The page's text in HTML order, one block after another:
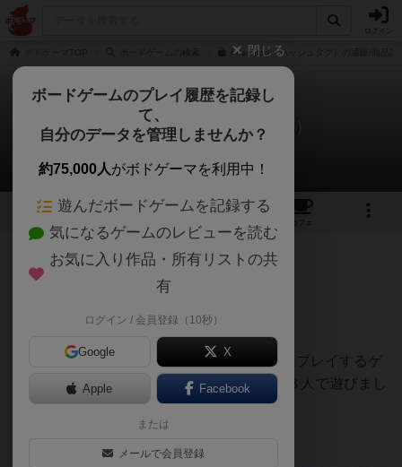
#hashtag（ハッシュタグ）の通販/商品詳
#hashtag（ハッシュタグ）
おとんさんのレビュー
2 2
カフェ
43名 0名 0 約1年前
星５ (ハウスルールで星８)
ボドゲ500種を所有し、軽〜中量級を中心にプレイするゲ
ーマーの感想です。ボードゲーム会にて、３人で遊びまし
た。2025年7月
閉じる
ボードゲームのプレイ履歴を記録し
て、
自分のデータを管理しませんか？
約75,000人がボドゲーマを利用中！
遊んだボードゲームを記録する
気になるゲームのレビューを読む
お気に入り作品・所有リストの共
有
ログイン / 会員登録（10秒）
Google X
Apple Facebook
または
メールで会員登録